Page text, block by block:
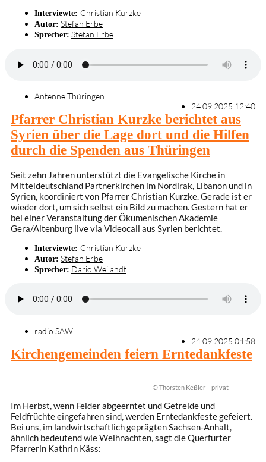
Interviewte: Christian Kurzke
Autor: Stefan Erbe
Sprecher: Stefan Erbe
Antenne Thüringen
24.09.2025 12:40
Pfarrer Christian Kurzke berichtet aus
Syrien über die Lage dort und die Hilfen
durch die Spenden aus Thüringen
Seit zehn Jahren unterstützt die Evangelische Kirche in
Mitteldeutschland Partnerkirchen im Nordirak, Libanon und in
Syrien, koordiniert von Pfarrer Christian Kurzke. Gerade ist er
wieder dort, um sich selbst ein Bild zu machen. Gestern hat er
bei einer Veranstaltung der Ökumenischen Akademie
Gera/Altenburg live via Videocall aus Syrien berichtet.
Interviewte: Christian Kurzke
Autor: Stefan Erbe
Sprecher: Dario Weilandt
radio SAW
24.09.2025 04:58
Kirchengemeinden feiern Erntedankfeste
© Thorsten Keßler – privat
Im Herbst, wenn Felder abgeerntet und Getreide und
Feldfrüchte eingefahren sind, werden Erntedankfeste gefeiert.
Bei uns, im landwirtschaftlich geprägten Sachsen-Anhalt,
ähnlich bedeutend wie Weihnachten, sagt die Querfurter
Pfarrerin Kathrin Käss: